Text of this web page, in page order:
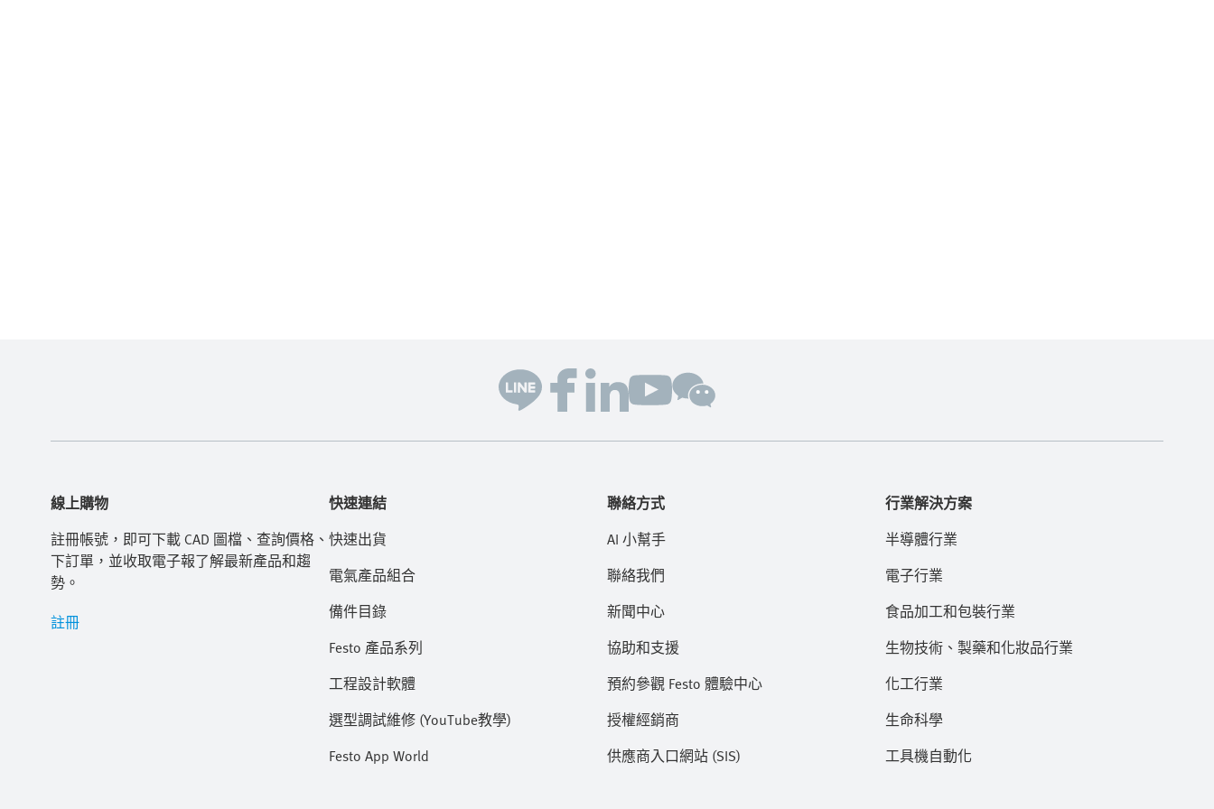
線上購物
註冊帳號，即可下載 CAD 圖檔、查詢價格、
下訂單，並收取電子報了解最新產品和趨
勢。
註冊
快速連結
快速出貨
電氣產品組合
備件目錄
Festo 產品系列
工程設計軟體
選型調試維修 (YouTube教學)
Festo App World
聯絡方式
AI 小幫手
聯絡我們
新聞中心
協助和支援
預約參觀 Festo 體驗中心
授權經銷商
供應商入口網站 (SIS)
行業解決方案
半導體行業
電子行業
食品加工和包裝行業
生物技術、製藥和化妝品行業
化工行業
生命科學
工具機自動化